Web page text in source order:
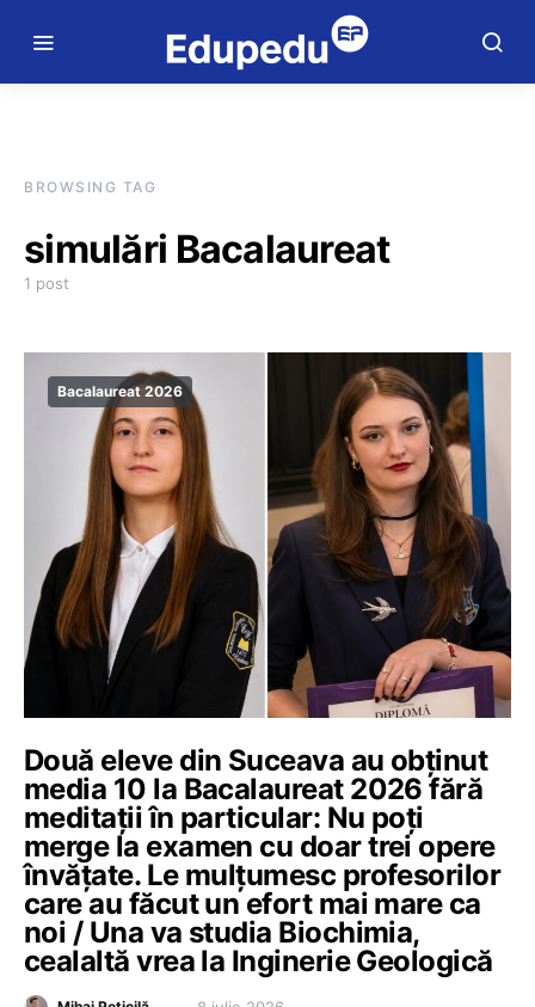
BROWSING TAG
simulări Bacalaureat
1 post
Bacalaureat 2026
Două eleve din Suceava au obținut
media 10 la Bacalaureat 2026 fără
meditații în particular: Nu poți
merge la examen cu doar trei opere
învățate. Le mulțumesc profesorilor
care au făcut un efort mai mare ca
noi / Una va studia Biochimia,
cealaltă vrea la Inginerie Geologică